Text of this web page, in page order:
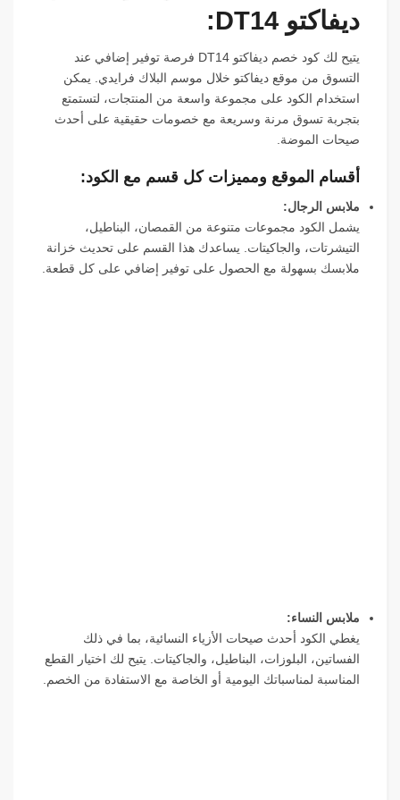
ديفاكتو DT14:
يتيح لك كود خصم ديفاكتو DT14 فرصة توفير إضافي عند
التسوق من موقع ديفاكتو خلال موسم البلاك فرايدي. يمكن
استخدام الكود على مجموعة واسعة من المنتجات، لتستمتع
بتجربة تسوق مرنة وسريعة مع خصومات حقيقية على أحدث
صيحات الموضة.
أقسام الموقع ومميزات كل قسم مع الكود:
ملابس الرجال:
يشمل الكود مجموعات متنوعة من القمصان، البناطيل،
التيشرتات، والجاكيتات. يساعدك هذا القسم على تحديث خزانة
ملابسك بسهولة مع الحصول على توفير إضافي على كل قطعة.
ملابس النساء:
يغطي الكود أحدث صيحات الأزياء النسائية، بما في ذلك
الفساتين، البلوزات، البناطيل، والجاكيتات. يتيح لك اختيار القطع
المناسبة لمناسباتك اليومية أو الخاصة مع الاستفادة من الخصم.